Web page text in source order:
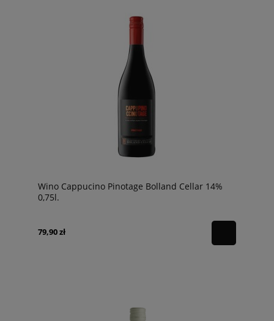
Wino Cappucino Pinotage Bolland Cellar 14%
0,75l.
79,90 zł